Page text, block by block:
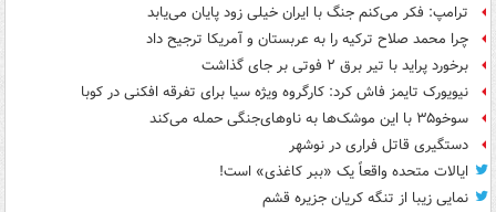
ترامپ: فکر می‌کنم جنگ با ایران خیلی زود پایان می‌یابد
چرا محمد صلاح ترکیه را به عربستان و آمریکا ترجیح داد
برخورد پراید با تیر برق ۲ فوتی بر جای گذاشت
نیویورک تایمز فاش کرد: کارگروه ویژه سیا برای تفرقه افکنی در کوبا
سوخو۳۵ با این موشک‌ها به ناوهای‌جنگی حمله می‌کند
دستگیری قاتل فراری در نوشهر
ایالات متحده واقعاً یک «ببر کاغذی» است!
نمایی زیبا از تنگه کریان جزیره قشم